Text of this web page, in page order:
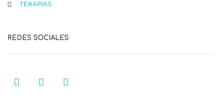
TERAPIAS
REDES SOCIALES